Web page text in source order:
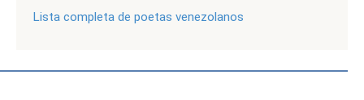
Lista completa de poetas venezolanos